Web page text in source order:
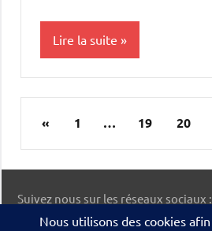
Lire la suite
Pagination
des
publications
«Publications
1 … 19 20
Suivez nous sur les réseaux sociaux :